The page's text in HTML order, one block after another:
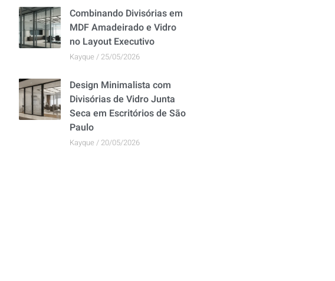
Combinando Divisórias em
MDF Amadeirado e Vidro
no Layout Executivo
Kayque 25/05/2026
Design Minimalista com
Divisórias de Vidro Junta
Seca em Escritórios de São
Paulo
Kayque 20/05/2026